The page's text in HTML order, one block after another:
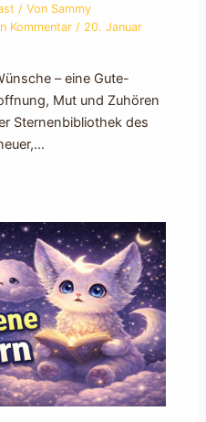
/ Von Sammy
Kommentar / 20. Januar
– eine Gute-
Mut und Zuhören
Sternenbibliothek des